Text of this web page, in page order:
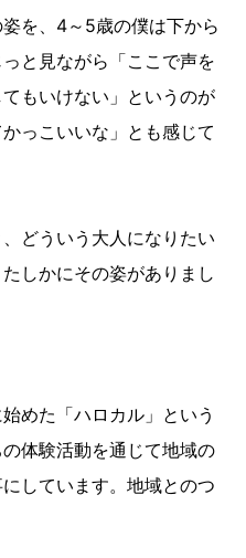
を、4～5歳の僕は下から
と見ながら「ここで声を
もいけない」というのが
っこいいな」とも感じて
どういう大人になりたい
しかにその姿がありまし
めた「ハロカル」という
体験活動を通じて地域の
しています。地域とのつ